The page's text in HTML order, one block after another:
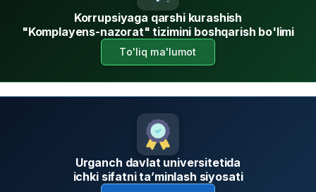
BIOTEXNOLOGIYA SOHASIDA TA’LIM VA O‘QITISH SIFATINI
TAKOMILLASHTIRISH ...
Korrupsiyaga qarshi kurashish
"Komplayens-nazorat" tizimini boshqarish bo'limi
To'liq ma'lumot
Urganch davlat universitetida
ichki sifatni ta’minlash siyosati